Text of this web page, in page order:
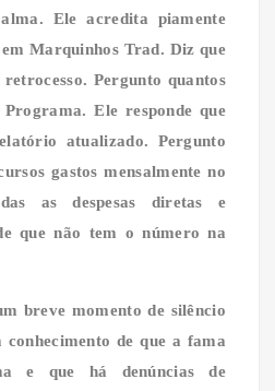
Ele acredita piamente
Marquinhos Trad. Diz que
Pergunto quantos
Programa. Ele responde que
atualizado. Pergunto
gastos mensalmente no
as despesas diretas e
que não tem o número na
breve momento de silêncio
conhecimento de que a fama
e que há denúncias de